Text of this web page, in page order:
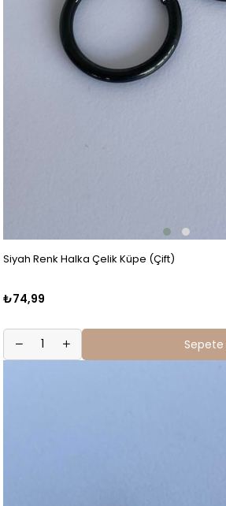
Siyah Renk Halka Çelik Küpe (Çift)
₺74,99
Sepete